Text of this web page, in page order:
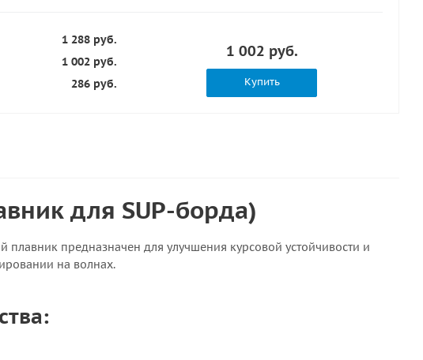
1 288 руб.
1 002 руб.
286 руб.
1 002 руб.
Купить
для SUP-борда)
плавник предназначен для улучшения курсовой устойчивости и
на волнах.